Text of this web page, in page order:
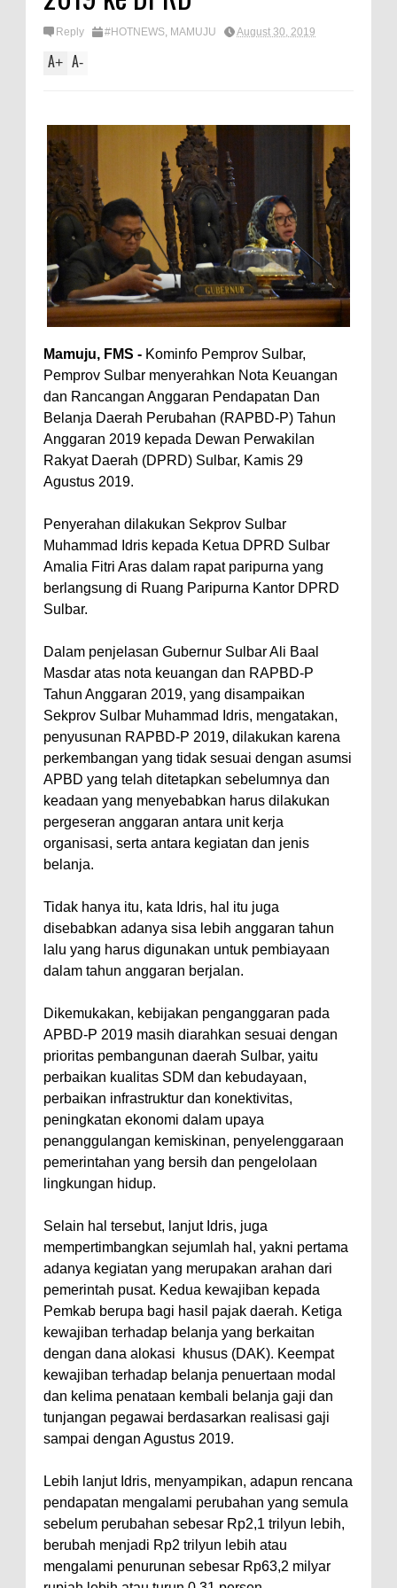
Reply #HOTNEWS, MAMUJU August 30, 2019
A+ A-
Mamuju, FMS - Kominfo Pemprov Sulbar,
Pemprov Sulbar menyerahkan Nota Keuangan
dan Rancangan Anggaran Pendapatan Dan
Belanja Daerah Perubahan (RAPBD-P) Tahun
Anggaran 2019 kepada Dewan Perwakilan
Rakyat Daerah (DPRD) Sulbar, Kamis 29
Agustus 2019.
Penyerahan dilakukan Sekprov Sulbar
Muhammad Idris kepada Ketua DPRD Sulbar
Amalia Fitri Aras dalam rapat paripurna yang
berlangsung di Ruang Paripurna Kantor DPRD
Sulbar.
Dalam penjelasan Gubernur Sulbar Ali Baal
Masdar atas nota keuangan dan RAPBD-P
Tahun Anggaran 2019, yang disampaikan
Sekprov Sulbar Muhammad Idris, mengatakan,
penyusunan RAPBD-P 2019, dilakukan karena
perkembangan yang tidak sesuai dengan asumsi
APBD yang telah ditetapkan sebelumnya dan
keadaan yang menyebabkan harus dilakukan
pergeseran anggaran antara unit kerja
organisasi, serta antara kegiatan dan jenis
belanja.
Tidak hanya itu, kata Idris, hal itu juga
disebabkan adanya sisa lebih anggaran tahun
lalu yang harus digunakan untuk pembiayaan
dalam tahun anggaran berjalan.
Dikemukakan, kebijakan penganggaran pada
APBD-P 2019 masih diarahkan sesuai dengan
prioritas pembangunan daerah Sulbar, yaitu
perbaikan kualitas SDM dan kebudayaan,
perbaikan infrastruktur dan konektivitas,
peningkatan ekonomi dalam upaya
penanggulangan kemiskinan, penyelenggaraan
pemerintahan yang bersih dan pengelolaan
lingkungan hidup.
Selain hal tersebut, lanjut Idris, juga
mempertimbangkan sejumlah hal, yakni pertama
adanya kegiatan yang merupakan arahan dari
pemerintah pusat. Kedua kewajiban kepada
Pemkab berupa bagi hasil pajak daerah. Ketiga
kewajiban terhadap belanja yang berkaitan
dengan dana alokasi khusus (DAK). Keempat
kewajiban terhadap belanja penuertaan modal
dan kelima penataan kembali belanja gaji dan
tunjangan pegawai berdasarkan realisasi gaji
sampai dengan Agustus 2019.
Lebih lanjut Idris, menyampikan, adapun rencana
pendapatan mengalami perubahan yang semula
sebelum perubahan sebesar Rp2,1 trilyun lebih,
berubah menjadi Rp2 trilyun lebih atau
mengalami penurunan sebesar Rp63,2 milyar